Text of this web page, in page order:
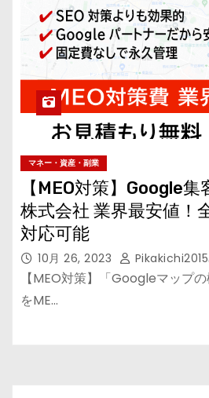
マネー・資産・副業
【MEO対策】Google集
株式会社 業界最安値！
対応可能
10月 26, 2023
【MEO対策】「Googleマップ
をME…